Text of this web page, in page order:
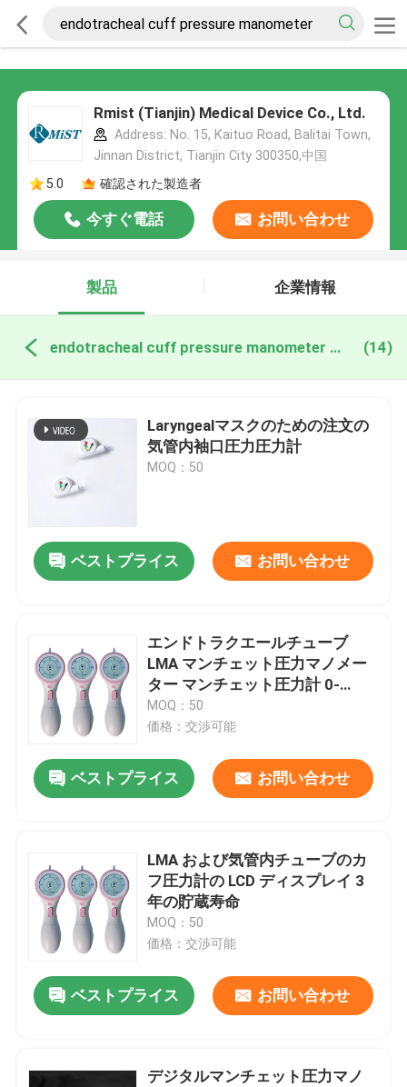
Rmist (Tianjin) Medical Device Co., Ltd.
Address: No. 15, Kaituo Road, Balitai Town,
Jinnan District, Tianjin City 300350,中国
5.0
確認された製造者
今すぐ電話 お問い合わせ
製品 企業情報
endotracheal cuff pressure manometer オンライン製造 (14)
Laryngealマスクのための注文の
気管内袖口圧力圧力計
MOQ：50
ベストプライス お問い合わせ
エンドトラクエールチューブ
LMA マンチェット圧力マノメー
ター マンチェット圧力計 0-
120cmH2O
MOQ：50
価格：交渉可能
ベストプライス お問い合わせ
LMA および気管内チューブのカ
フ圧力計の LCD ディスプレイ 3
年の貯蔵寿命
MOQ：50
価格：交渉可能
ベストプライス お問い合わせ
デジタルマンチェット圧力マノ